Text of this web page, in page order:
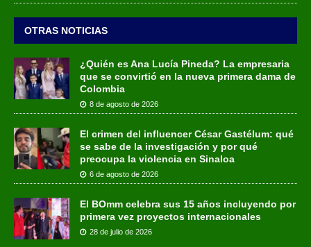
OTRAS NOTICIAS
¿Quién es Ana Lucía Pineda? La empresaria
que se convirtió en la nueva primera dama de
Colombia
8 de agosto de 2026
El crimen del influencer César Gastélum: qué
se sabe de la investigación y por qué
preocupa la violencia en Sinaloa
6 de agosto de 2026
El BOmm celebra sus 15 años incluyendo por
primera vez proyectos internacionales
28 de julio de 2026